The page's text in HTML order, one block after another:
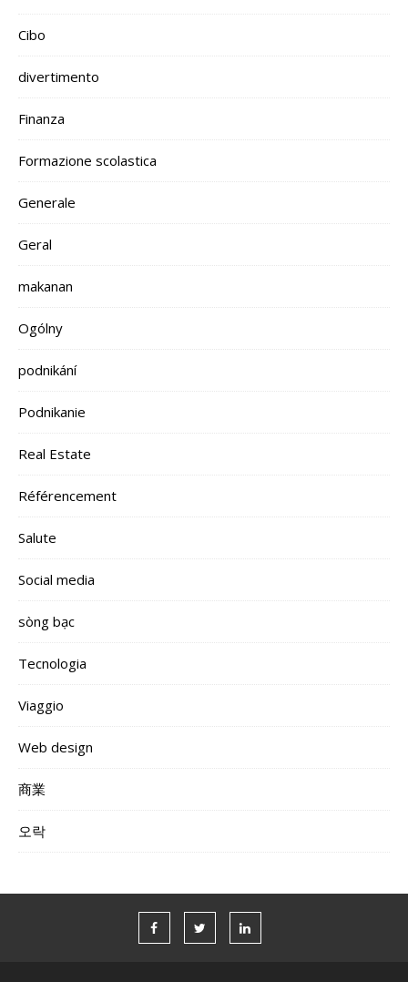
Cibo
divertimento
Finanza
Formazione scolastica
Generale
Geral
makanan
Ogólny
podnikání
Podnikanie
Real Estate
Référencement
Salute
Social media
sòng bạc
Tecnologia
Viaggio
Web design
商業
오락